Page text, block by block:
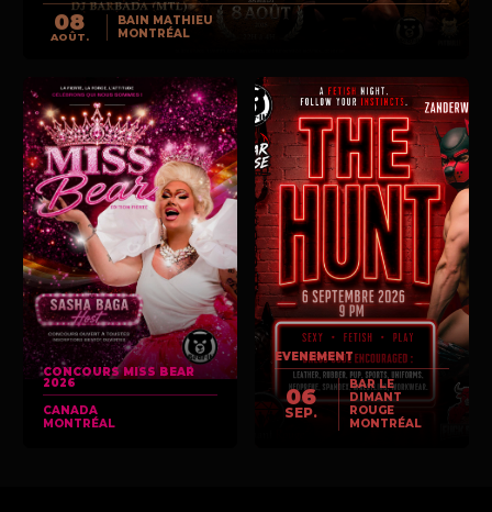
08
AOÛT.
BAIN MATHIEU
MONTRÉAL
CONCOURS MISS BEAR
2026
CANADA
MONTRÉAL
EVENEMENT
06
SEP.
BAR LE
DIMANT
ROUGE
MONTRÉAL